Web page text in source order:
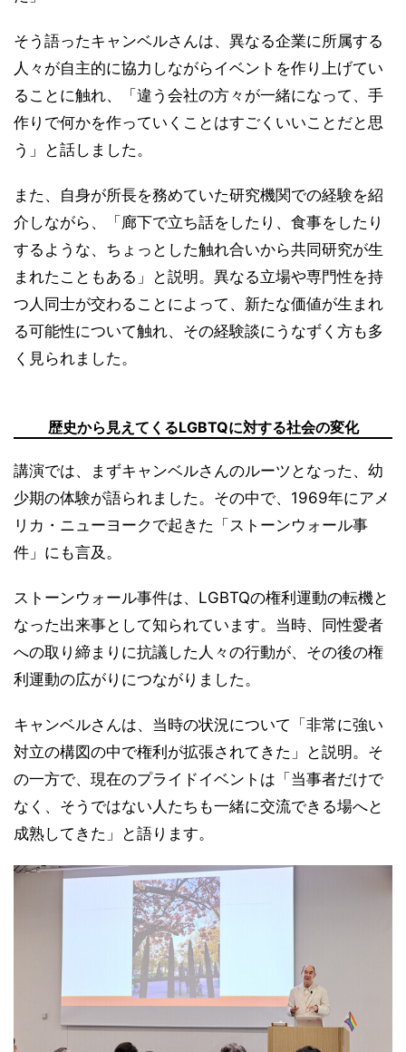
そう語ったキャンベルさんは、異なる企業に所属する
人々が自主的に協力しながらイベントを作り上げてい
ることに触れ、「違う会社の方々が一緒になって、手
作りで何かを作っていくことはすごくいいことだと思
う」と話しました。
また、自身が所長を務めていた研究機関での経験を紹
介しながら、「廊下で立ち話をしたり、食事をしたり
するような、ちょっとした触れ合いから共同研究が生
まれたこともある」と説明。異なる立場や専門性を持
つ人同士が交わることによって、新たな価値が生まれ
る可能性について触れ、その経験談にうなずく方も多
く見られました。
歴史から見えてくるLGBTQに対する社会の変化
講演では、まずキャンベルさんのルーツとなった、幼
少期の体験が語られました。その中で、1969年にアメ
リカ・ニューヨークで起きた「ストーンウォール事
件」にも言及。
ストーンウォール事件は、LGBTQの権利運動の転機と
なった出来事として知られています。当時、同性愛者
への取り締まりに抗議した人々の行動が、その後の権
利運動の広がりにつながりました。
キャンベルさんは、当時の状況について「非常に強い
対立の構図の中で権利が拡張されてきた」と説明。そ
の一方で、現在のプライドイベントは「当事者だけで
なく、そうではない人たちも一緒に交流できる場へと
成熟してきた」と語ります。